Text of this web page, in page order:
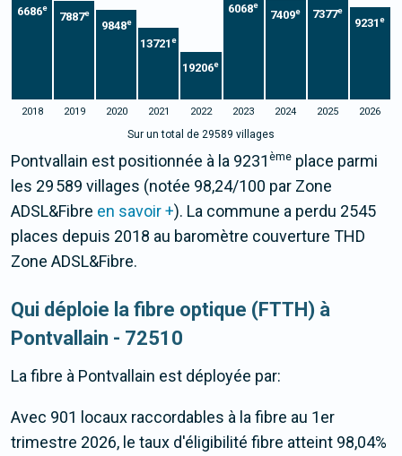
6686e
7887e
9848e
13721e
19206e
6068e
7409e 7377e
9231e
2018 2019 2020 2021 2022 2023 2024 2025 2026
Sur un total de 29589 villages
Pontvallain est positionnée à la 9231 ème place parmi
les 29 589 villages (notée 98,24/100 par Zone
ADSL&Fibre en savoir +). La commune a perdu 2545
places depuis 2018 au baromètre couverture THD
Zone ADSL&Fibre.
Qui déploie la fibre optique (FTTH) à
Pontvallain - 72510
La fibre à Pontvallain est déployée par:
Avec 901 locaux raccordables à la fibre au 1er
trimestre 2026, le taux d'éligibilité fibre atteint 98,04%